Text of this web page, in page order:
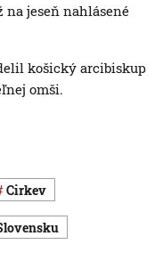
na jeseň nahlásené
košický arcibiskup
omši.
cirkev